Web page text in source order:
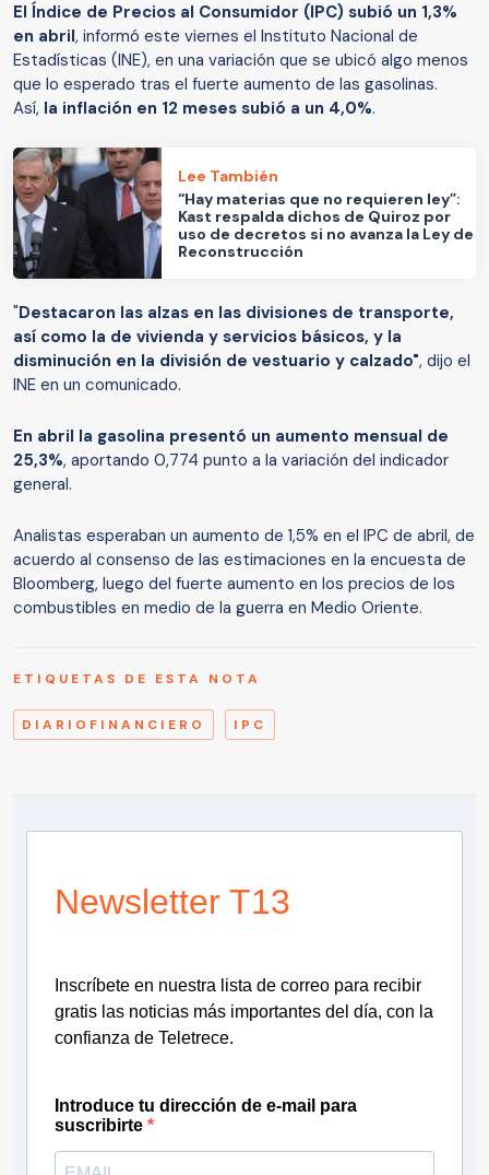
El Índice de Precios al Consumidor (IPC) subió un 1,3%
en abril, informó este viernes el Instituto Nacional de
Estadísticas (INE), en una variación que se ubicó algo menos
que lo esperado tras el fuerte aumento de las gasolinas.
Así, la inflación en 12 meses subió a un 4,0%.
Lee También
“Hay materias que no requieren ley”:
Kast respalda dichos de Quiroz por
uso de decretos si no avanza la Ley de
Reconstrucción
"Destacaron las alzas en las divisiones de transporte,
así como la de vivienda y servicios básicos, y la
disminución en la división de vestuario y calzado", dijo el
INE en un comunicado.
En abril la gasolina presentó un aumento mensual de
25,3%, aportando 0,774 punto a la variación del indicador
general.
Analistas esperaban un aumento de 1,5% en el IPC de abril, de
acuerdo al consenso de las estimaciones en la encuesta de
Bloomberg, luego del fuerte aumento en los precios de los
combustibles en medio de la guerra en Medio Oriente.
ETIQUETAS DE ESTA NOTA
DIARIOFINANCIERO IPC
Newsletter T13
Inscríbete en nuestra lista de correo para recibir
gratis las noticias más importantes del día, con la
confianza de Teletrece.
Introduce tu dirección de e-mail para
suscribirte